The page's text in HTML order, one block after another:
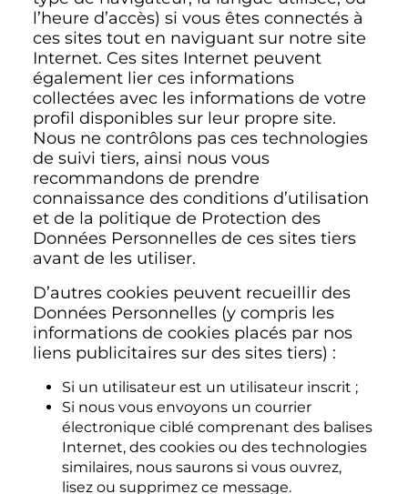
l’heure d’accès) si vous êtes connectés à
ces sites tout en naviguant sur notre site
Internet. Ces sites Internet peuvent
également lier ces informations
collectées avec les informations de votre
profil disponibles sur leur propre site.
Nous ne contrôlons pas ces technologies
de suivi tiers, ainsi nous vous
recommandons de prendre
connaissance des conditions d’utilisation
et de la politique de Protection des
Données Personnelles de ces sites tiers
avant de les utiliser.
D’autres cookies peuvent recueillir des
Données Personnelles (y compris les
informations de cookies placés par nos
liens publicitaires sur des sites tiers) :
Si un utilisateur est un utilisateur inscrit ;
Si nous vous envoyons un courrier
électronique ciblé comprenant des balises
Internet, des cookies ou des technologies
similaires, nous saurons si vous ouvrez,
lisez ou supprimez ce message.